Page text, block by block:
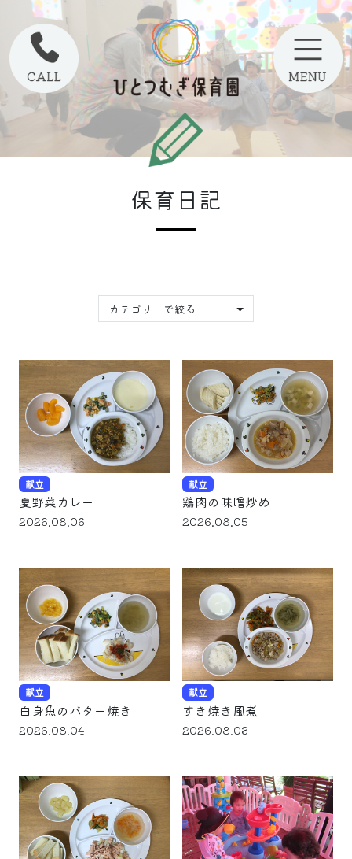
保育日記
カテゴリーで絞る
献立
夏野菜カレー
2026.08.06
献立
鶏肉の味噌炒め
2026.08.05
献立
白身魚のバター焼き
2026.08.04
献立
すき焼き風煮
2026.08.03